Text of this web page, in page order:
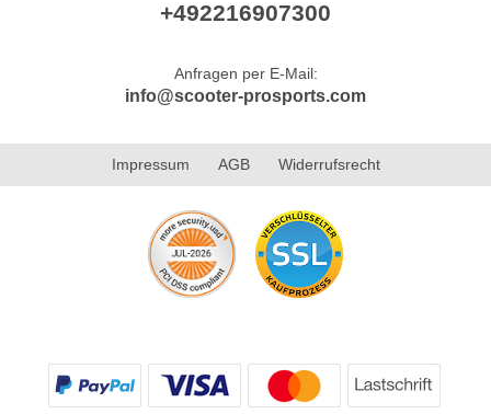
+492216907300
Anfragen per E-Mail:
info@scooter-prosports.com
Impressum AGB Widerrufsrecht